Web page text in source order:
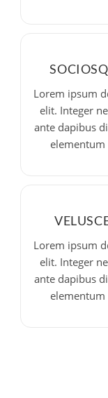
Lorem ipsum
elit. Integer
ante dapibus
Lorem ipsum
elit. Integer
ante dapibus